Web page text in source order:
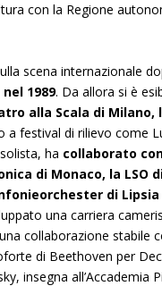
con la Regione
scena internazionale
1989. Da allora si è
alla Scala di Milano,
a festival di rilievo come
ha collaborato
di Monaco, la LSO
di
una carriera
collaborazione stabile
di Beethoven per
insegna all’Accademia